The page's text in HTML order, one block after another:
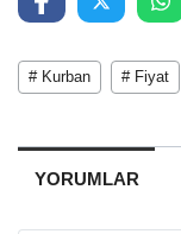
# Kurban # Fiyat
YORUMLAR